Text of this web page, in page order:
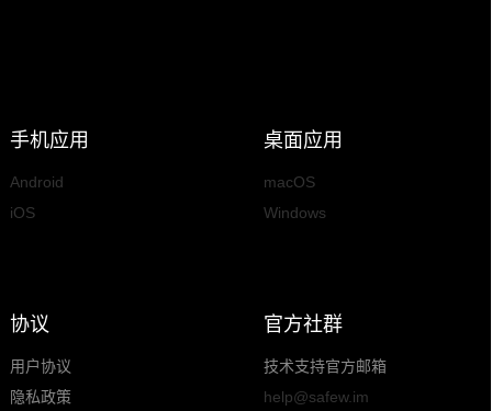
手机应用
Android
iOS
桌面应用
macOS
Windows
协议
用户协议
隐私政策
官方社群
技术支持官方邮箱
help@safew.im